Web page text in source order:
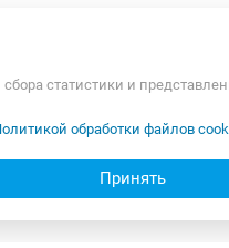
статистики и
обработки файлов
Принять